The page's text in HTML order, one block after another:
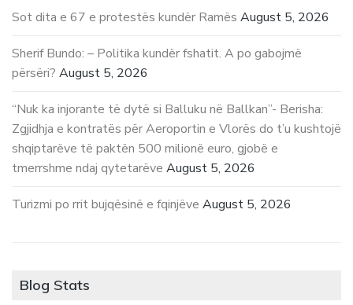
Sot dita e 67 e protestës kundër Ramës August 5, 2026
Sherif Bundo: – Politika kundër fshatit. A po gabojmë
përsëri? August 5, 2026
“Nuk ka injorante të dytë si Balluku në Ballkan”- Berisha:
Zgjidhja e kontratës për Aeroportin e Vlorës do t’u kushtojë
shqiptarëve të paktën 500 milionë euro, gjobë e
tmerrshme ndaj qytetarëve August 5, 2026
Turizmi po rrit bujqësinë e fqinjëve August 5, 2026
Blog Stats